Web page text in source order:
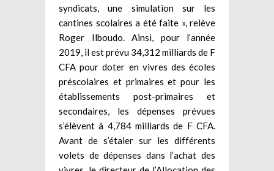
syndicats, une simulation sur les
cantines scolaires a été faite », relève
Roger Ilboudo. Ainsi, pour l’année
2019, il est prévu 34,312 milliards de F
CFA pour doter en vivres des écoles
préscolaires et primaires et pour les
établissements post-primaires et
secondaires, les dépenses prévues
s’élèvent à 4,784 milliards de F CFA.
Avant de s’étaler sur les différents
volets de dépenses dans l’achat des